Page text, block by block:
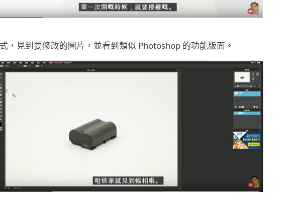
，見到要修改的圖片，並看到類似 Photoshop 的功能版面。